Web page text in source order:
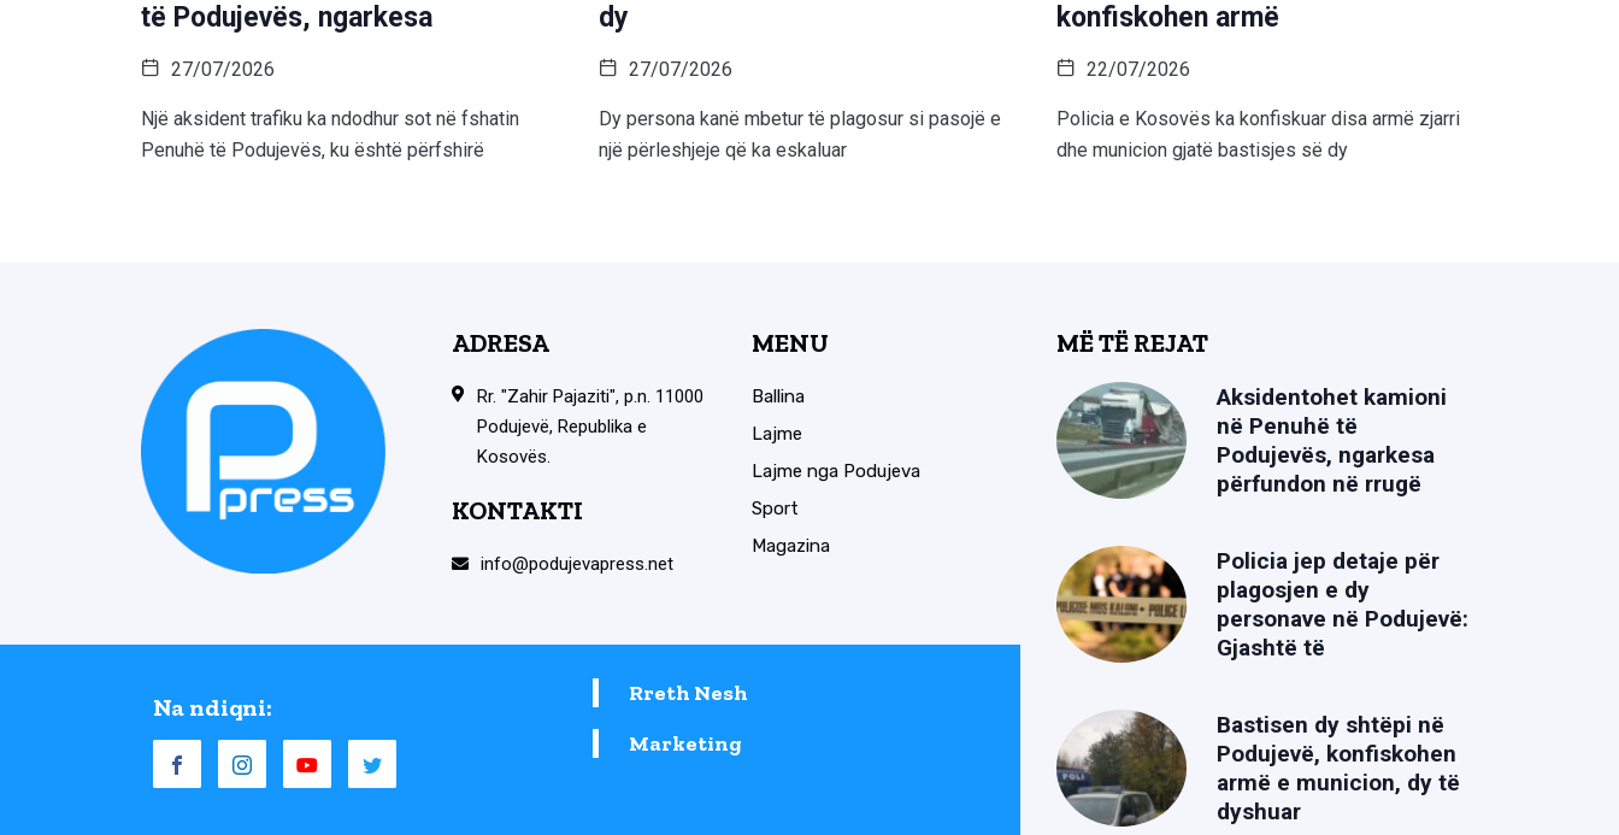
të Podujevës, ngarkesa
27/07/2026
Një aksident trafiku ka ndodhur sot në fshatin
Penuhë të Podujevës, ku është përfshirë
dy
27/07/2026
Dy persona kanë mbetur të plagosur si pasojë e
një përleshjeje që ka eskaluar
konfiskohen armë
22/07/2026
Policia e Kosovës ka konfiskuar disa armë zjarri
dhe municion gjatë bastisjes së dy
ADRESA
Rr. "Zahir Pajaziti", p.n. 11000
Podujevë, Republika e
Kosovës.
KONTAKTI
info@podujevapress.net
MENU
Ballina
Lajme
Lajme nga Podujeva
Sport
Magazina
Na ndiqni:
Rreth Nesh
Marketing
MË TË REJAT
Aksidentohet kamioni
në Penuhë të
Podujevës, ngarkesa
përfundon në rrugë
Policia jep detaje për
plagosjen e dy
personave në Podujevë:
Gjashtë të
Bastisen dy shtëpi në
Podujevë, konfiskohen
armë e municion, dy të
dyshuar